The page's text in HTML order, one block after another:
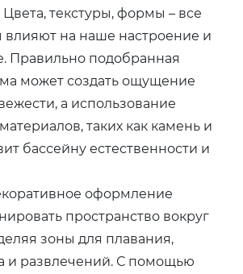
текстуры, формы – все
влияют на наше настроение и
Правильно подобранная
может создать ощущение
а использование
таких как камень и
бассейну естественности и
оформление
пространство вокруг
зоны для плавания,
и развлечений. С помощью